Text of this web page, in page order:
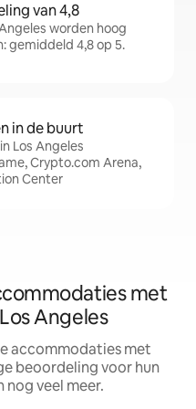
van 4,8
worden hoog
gemiddeld 4,8 op 5.
in de buurt
Los Angeles
Crypto.com Arena,
Center
met
Angeles
accommodaties met
beoordeling voor hun
veel meer.